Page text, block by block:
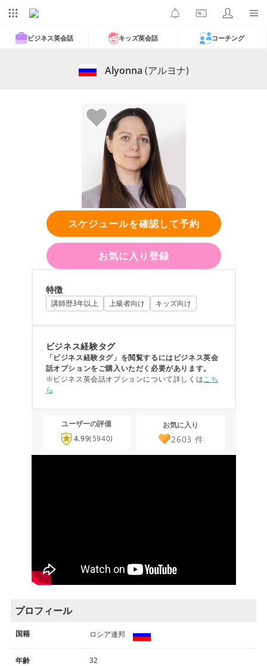
ビジネス英会話 キッズ英会話 コーチング
Alyonna (アルヨナ)
スケジュールを確認して予約
お気に入り登録
特徴
講師歴3年以上 上級者向け キッズ向け
ビジネス経験タグ
「ビジネス経験タグ」を閲覧するにはビジネス英会
話オプションをご購入いただく必要があります。
※ビジネス英会話オプションについて詳しくはこち
ら
ユーザーの評価
4.99(5940)
お気に入り
2603 件
プロフィール
国籍 ロシア連邦
年齢 32